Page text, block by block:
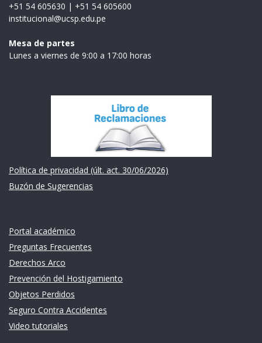
+51 54 605630 | +51 54 605600
institucional@ucsp.edu.pe
Mesa de partes
Lunes a viernes de 9:00 a 17:00 horas
Política de privacidad (últ. act. 30/06/2026)
Buzón de Sugerencias
Portal académico
Preguntas Frecuentes
Derechos Arco
Prevención del Hostigamiento
Objetos Perdidos
Seguro Contra Accidentes
Video tutoriales